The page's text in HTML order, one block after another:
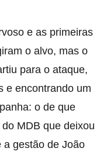
e as primeiras
o alvo, mas o
para o ataque,
e encontrando um
o de que
MDB que deixou
a gestão de João